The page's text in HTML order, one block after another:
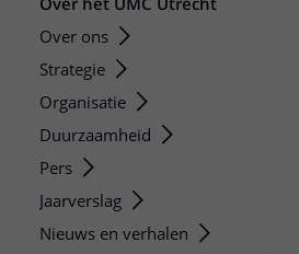
Over ons
Strategie
Organisatie
Duurzaamheid
Pers
Jaarverslag
Nieuws en verhalen